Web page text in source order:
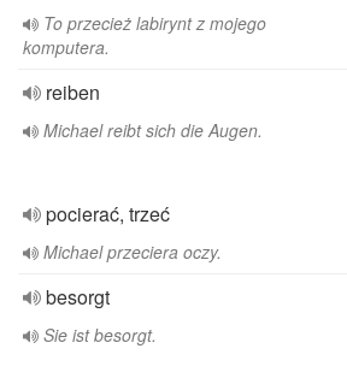
To przecież labirynt z mojego
komputera.
reiben
Michael reibt sich die Augen.
pocierać, trzeć
Michael przeciera oczy.
besorgt
Sie ist besorgt.